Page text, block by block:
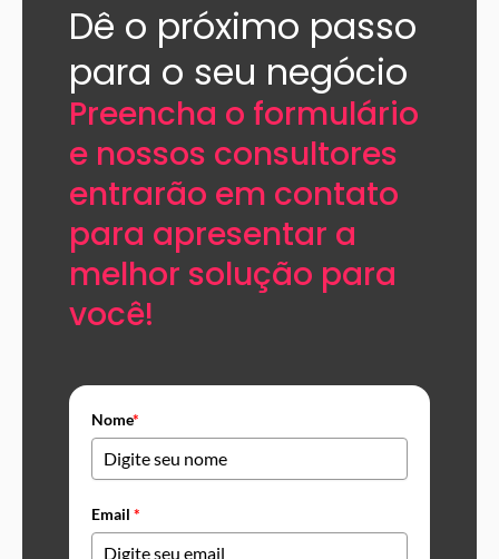
Dê o próximo passo
para o seu negócio​
Preencha o formulário
e nossos consultores
entrarão em contato
para apresentar a
melhor solução para
você!​
Nome*
Email *